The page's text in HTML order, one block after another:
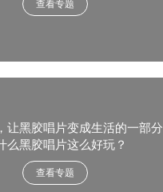
查看专题
让黑胶唱片变成生活的一部分
么黑胶唱片这么好玩？
查看专题